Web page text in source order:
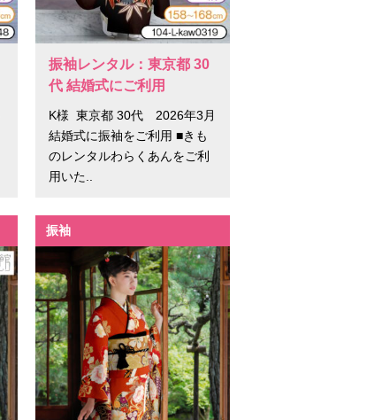
振袖レンタル：東京都 30
代 結婚式にご利用
K様 東京都 30代 2026年3月
結婚式に振袖をご利用 ■きも
のレンタルわらくあんをご利
用いた..
振袖